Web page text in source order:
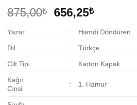
875,00₺
Orijinal
875,00₺.
656,25₺Şu
fiyat:
656,25₺.
Yazar : Hamdi Döndüren
Dil : Türkçe
Cilt Tipi : Karton Kapak
Kağıt
Cinsi
: 1. Hamur